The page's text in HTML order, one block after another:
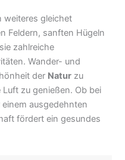
weiteres gleichet
Feldern, sanften Hügeln
zahlreiche
Wander- und
der Natur zu
zu genießen. Ob bei
ausgedehnten
fördert ein gesundes